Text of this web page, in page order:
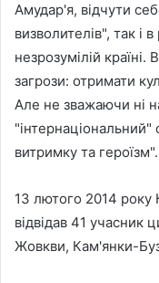
Амудар'я, відчути
визволителів", так і
незрозумілій країні.
загрози: отримати
Але не зважаючи ні
"інтернаціональний"
витримку та героїзм".
13 лютого 2014 року
відвідав 41 учасник
Жовкви, Кам'янки-